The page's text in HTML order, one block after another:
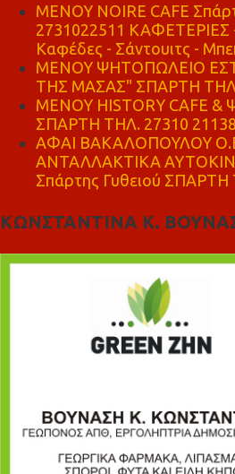
MENOY NOIRE CAFE
2731022511
Καφέδες - Σάντουιτς -
ΜΕΝΟΥ ΨΗΤΟΠΩΛΕΙΟ
ΤΗΣ ΜΑΣΑΣ" ΣΠΑΡΤΗ ΤΗΛ.
ΜΕΝΟΥ HISTORY CAFE
ΣΠΑΡΤΗ ΤΗΛ. 27310 21138
ΑΦΑΙ ΒΑΚΑΛΟΠΟΥΛΟΥ Ο.Ε
ΑΝΤΑΛΛΑΚΤΙΚΑ
Σπάρτης Γυθειού ΣΠΑΡΤΗ
ΚΩΝΣΤΑΝΤΙΝΑ Κ.